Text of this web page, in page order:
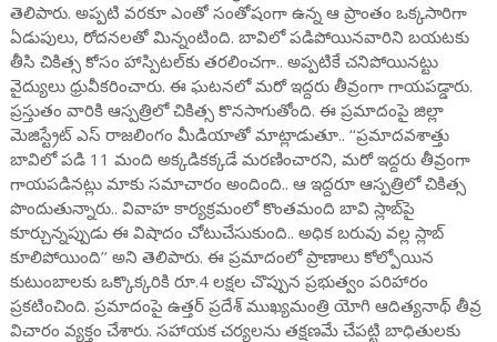
తెలిపారు. అప్పటి వరకూ ఎంతో సంతోషంగా ఉన్న ఆ ప్రాంతం ఒక్కసారిగా
ఏడుపులు, రోదనలతో మిన్నంటింది. బావిలో పడిపోయినవారిని బయటకు
తీసి చికిత్స కోసం హాస్పిటల్‌కు తరలించగా.. అప్పటికే చనిపోయినట్టు
వైద్యులు ధ్రువీకరించారు. ఈ ఘటనలో మరో ఇద్దరు తీవ్రంగా గాయపడ్డారు.
ప్రస్తుతం వారికి ఆస్పత్రిలో చికిత్స కొనసాగుతోంది. ఈ ప్రమాదంపై జిల్లా
మెజిస్ట్రేట్ ఎస్ రాజలింగం మీడియాతో మాట్లాడుతూ.. ‘‘ప్రమాదవశాత్తు
బావిలో పడి 11 మంది అక్కడికక్కడే మరణించారని, మరో ఇద్దరు తీవ్రంగా
గాయపడినట్లు మాకు సమాచారం అందింది.. ఆ ఇద్దరూ ఆస్పత్రిలో చికిత్స
పొందుతున్నారు.. వివాహ కార్యక్రమంలో కొంతమంది బావి స్లాబ్‌పై
కూర్చున్నప్పుడు ఈ విషాదం చోటుచేసుకుంది.. అధిక బరువు వల్ల స్లాబ్
కూలిపోయింది’’ అని తెలిపారు. ఈ ప్రమాదంలో ప్రాణాలు కోల్పోయిన
కుటుంబాలకు ఒక్కొక్కరికి రూ.4 లక్షల చొప్పున ప్రభుత్వం పరిహారం
ప్రకటించింది. ప్రమాదంపై ఉత్తర్ ప్రదేశ్ ముఖ్యమంత్రి యోగి ఆదిత్యనాథ్ తీవ్ర
విచారం వ్యక్తం చేశారు. సహాయక చర్యలను తక్షణమే చేపట్టి బాధితులకు